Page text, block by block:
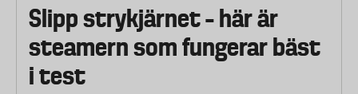
Slipp strykjärnet – här är
steamern som fungerar bäst
i test